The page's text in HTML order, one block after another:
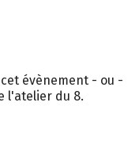
évènement - ou -
l'atelier du 8.